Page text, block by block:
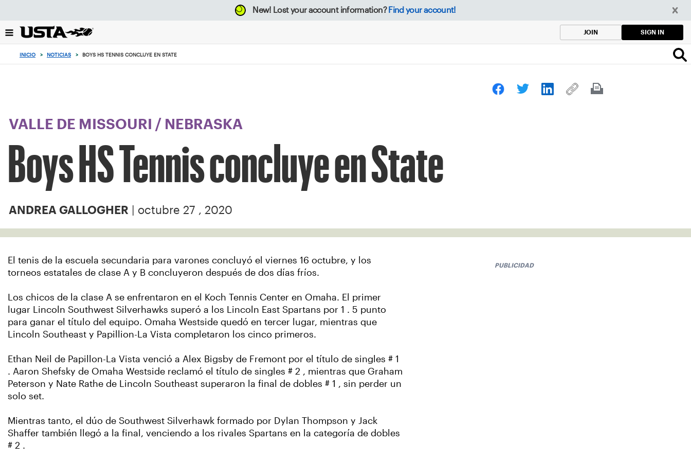
el
botón
New! Lost your account information? Find your account!
JOIN SIGN IN
INICIO > NOTICIAS > BOYS HS TENNIS CONCLUYE EN STATE
VALLE DE MISSOURI / NEBRASKA
Boys HS Tennis concluye en State
ANDREA GALLOGHER | octubre 27 , 2020
El tenis de la escuela secundaria para varones concluyó el viernes 16 octubre, y los
torneos estatales de clase A y B concluyeron después de dos días fríos.
Los chicos de la clase A se enfrentaron en el Koch Tennis Center en Omaha. El primer
lugar Lincoln Southwest Silverhawks superó a los Lincoln East Spartans por 1 . 5 punto
para ganar el título del equipo. Omaha Westside quedó en tercer lugar, mientras que
Lincoln Southeast y Papillion-La Vista completaron los cinco primeros.
Ethan Neil de Papillon-La Vista venció a Alex Bigsby de Fremont por el título de singles # 1
. Aaron Shefsky de Omaha Westside reclamó el título de singles # 2 , mientras que Graham
Peterson y Nate Rathe de Lincoln Southeast superaron la final de dobles # 1 , sin perder un
solo set.
Mientras tanto, el dúo de Southwest Silverhawk formado por Dylan Thompson y Jack
Shaffer también llegó a la final, venciendo a los rivales Spartans en la categoría de dobles
# 2 .
PUBLICIDAD